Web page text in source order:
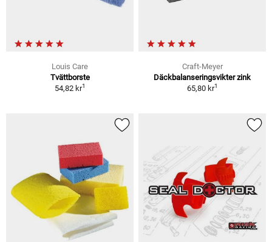
Louis Care
Tvättborste
54,82 kr1
Craft-Meyer
Däckbalanseringsvikter zink
65,80 kr1